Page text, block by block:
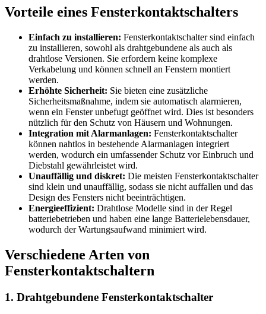
Vorteile eines Fensterkontaktschalters
Einfach zu installieren: Fensterkontaktschalter sind einfach
zu installieren, sowohl als drahtgebundene als auch als
drahtlose Versionen. Sie erfordern keine komplexe
Verkabelung und können schnell an Fenstern montiert
werden.
Erhöhte Sicherheit: Sie bieten eine zusätzliche
Sicherheitsmaßnahme, indem sie automatisch alarmieren,
wenn ein Fenster unbefugt geöffnet wird. Dies ist besonders
nützlich für den Schutz von Häusern und Wohnungen.
Integration mit Alarmanlagen: Fensterkontaktschalter
können nahtlos in bestehende Alarmanlagen integriert
werden, wodurch ein umfassender Schutz vor Einbruch und
Diebstahl gewährleistet wird.
Unauffällig und diskret: Die meisten Fensterkontaktschalter
sind klein und unauffällig, sodass sie nicht auffallen und das
Design des Fensters nicht beeinträchtigen.
Energieeffizient: Drahtlose Modelle sind in der Regel
batteriebetrieben und haben eine lange Batterielebensdauer,
wodurch der Wartungsaufwand minimiert wird.
Verschiedene Arten von
Fensterkontaktschaltern
1. Drahtgebundene Fensterkontaktschalter